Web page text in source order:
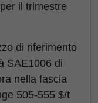
il trimestre
di riferimento
SAE1006 di
nella fascia
505-555 $/t